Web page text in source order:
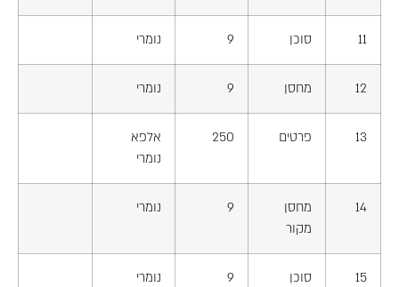
11 סוכן 9 נומרי
12 מחסן 9 נומרי
13 פרטים 250
אלפא
נומרי
14
מחסן
מקור
9 נומרי
15
סוכן
9 נומרי